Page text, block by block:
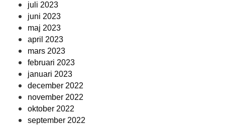
juli 2023
juni 2023
maj 2023
april 2023
mars 2023
februari 2023
januari 2023
december 2022
november 2022
oktober 2022
september 2022